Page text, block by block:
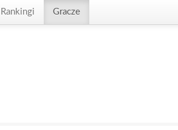
Rankingi Gracze